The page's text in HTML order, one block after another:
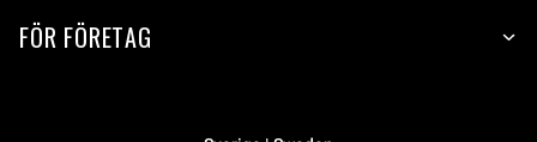
FÖR FÖRETAG